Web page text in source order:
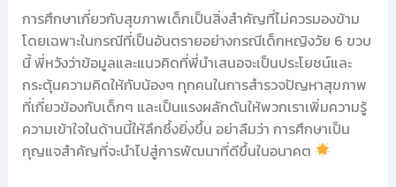
การศึกษาเกี่ยวกับสุขภาพเด็กเป็นสิ่งสำคัญที่ไม่ควรมองข้าม
โดยเฉพาะในกรณีที่เป็นอันตรายอย่างกรณีเด็กหญิงวัย 6 ขวบ
นี้ พี่หวังว่าข้อมูลและแนวคิดที่พี่นำเสนอจะเป็นประโยชน์และ
กระตุ้นความคิดให้กับน้องๆ ทุกคนในการสำรวจปัญหาสุขภาพ
ที่เกี่ยวข้องกับเด็กๆ และเป็นแรงผลักดันให้พวกเราเพิ่มความรู้
ความเข้าใจในด้านนี้ให้ลึกซึ้งยิ่งขึ้น อย่าลืมว่า การศึกษาเป็น
กุญแจสำคัญที่จะนำไปสู่การพัฒนาที่ดีขึ้นในอนาคต